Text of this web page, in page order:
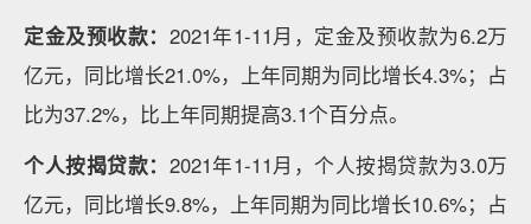
定金及预收款： 2021年1-11月，定金及预收款为6.2万
亿元，同比增长21.0%，上年同期为同比增长4.3%；占
比为37.2%，比上年同期提高3.1个百分点。
个人按揭贷款： 2021年1-11月，个人按揭贷款为3.0万
亿元，同比增长9.8%，上年同期为同比增长10.6%；占